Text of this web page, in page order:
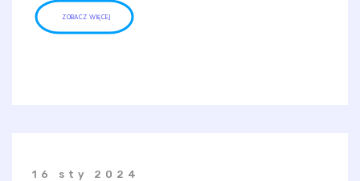
ZOBACZ WIĘCEJ
16 sty 2024